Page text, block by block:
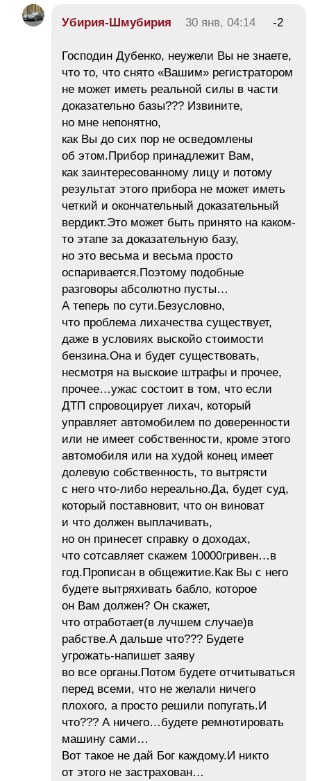
Убирия-Шмубирия 30 янв, 04:14 -2
Господин Дубенко, неужели Вы не знаете,
что то, что снято «Вашим» регистратором
не может иметь реальной силы в части
доказательно базы??? Извините,
но мне непонятно,
как Вы до сих пор не осведомлены
об этом.Прибор принадлежит Вам,
как заинтересованному лицу и потому
результат этого прибора не может иметь
четкий и окончательный доказательный
вердикт.Это может быть принято на каком-
то этапе за доказательную базу,
но это весьма и весьма просто
оспаривается.Поэтому подобные
разговоры абсолютно пусты…
А теперь по сути.Безусловно,
что проблема лихачества существует,
даже в условиях выскойо стоимости
бензина.Она и будет существовать,
несмотря на выскоие штрафы и прочее,
прочее…ужас состоит в том, что если
ДТП спровоцирует лихач, который
управляет автомобилем по доверенности
или не имеет собственности, кроме этого
автомобиля или на худой конец имеет
долевую собственность, то вытрясти
с него что-либо нереально.Да, будет суд,
который поставновит, что он виноват
и что должен выплачивать,
но он принесет справку о доходах,
что сотсавляет скажем 10000гривен…в
год.Прописан в общежитие.Как Вы с него
будете вытряхивать бабло, которое
он Вам должен? Он скажет,
что отработает(в лучшем случае)в
рабстве.А дальше что??? Будете
угрожать-напишет заяву
во все органы.Потом будете отчитываться
перед всеми, что не желали ничего
плохого, а просто решили попугать.И
что??? А ничего…будете ремнотировать
машину сами…
Вот такое не дай Бог каждому.И никто
от этого не застрахован…